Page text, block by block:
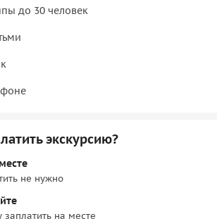
до 30 человек
экскурсию?
не нужно
на месте